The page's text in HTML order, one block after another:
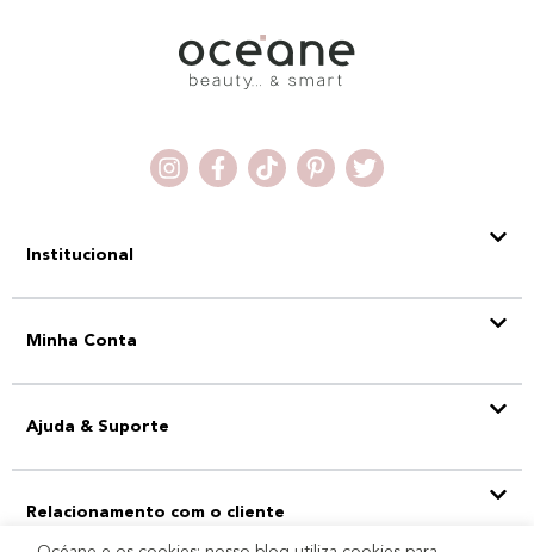
Institucional
Minha Conta
Ajuda & Suporte
Relacionamento com o cliente